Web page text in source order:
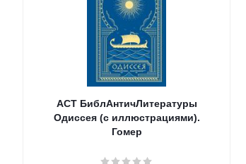
АСТ БиблАнтичЛитературы
Одиссея (с иллюстрациями).
Гомер